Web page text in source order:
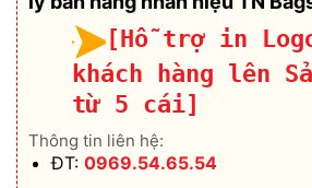
[Hỗ trợ in
khách hàng lên
từ 5 cái]
Thông tin liên hệ:
ĐT: 0969.54.65.54